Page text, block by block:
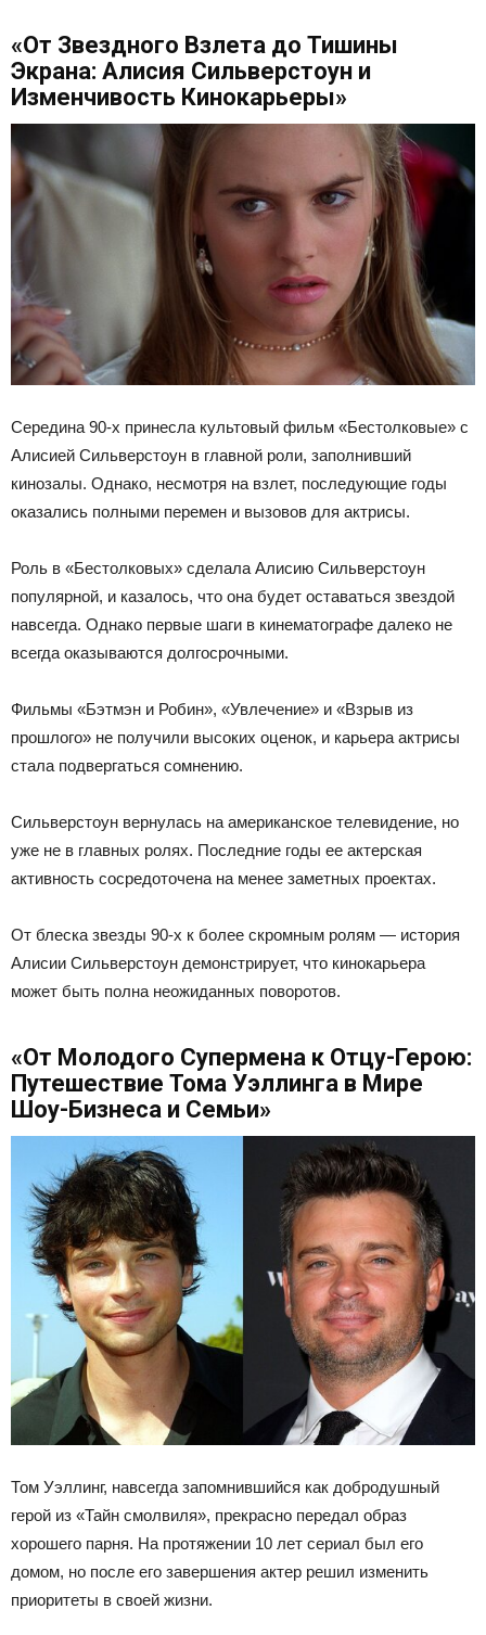
«От Звездного Взлета до Тишины
Экрана: Алисия Сильверстоун и
Изменчивость Кинокарьеры»
Середина 90-х принесла культовый фильм «Бестолковые» с
Алисией Сильверстоун в главной роли, заполнивший
кинозалы. Однако, несмотря на взлет, последующие годы
оказались полными перемен и вызовов для актрисы.
Роль в «Бестолковых» сделала Алисию Сильверстоун
популярной, и казалось, что она будет оставаться звездой
навсегда. Однако первые шаги в кинематографе далеко не
всегда оказываются долгосрочными.
Фильмы «Бэтмэн и Робин», «Увлечение» и «Взрыв из
прошлого» не получили высоких оценок, и карьера актрисы
стала подвергаться сомнению.
Сильверстоун вернулась на американское телевидение, но
уже не в главных ролях. Последние годы ее актерская
активность сосредоточена на менее заметных проектах.
От блеска звезды 90-х к более скромным ролям — история
Алисии Сильверстоун демонстрирует, что кинокарьера
может быть полна неожиданных поворотов.
«От Молодого Супермена к Отцу-Герою:
Путешествие Тома Уэллинга в Мире
Шоу-Бизнеса и Семьи»
Том Уэллинг, навсегда запомнившийся как добродушный
герой из «Тайн смолвиля», прекрасно передал образ
хорошего парня. На протяжении 10 лет сериал был его
домом, но после его завершения актер решил изменить
приоритеты в своей жизни.